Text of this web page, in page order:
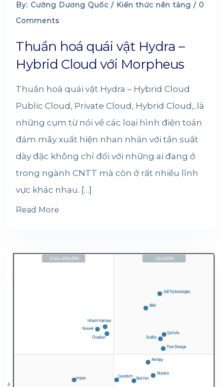
By: Cường Dương Quốc / Kiến thức nền tảng / 0
Comments
Thuần hoá quái vật Hydra –
Hybrid Cloud với Morpheus
Thuần hoá quái vật Hydra – Hybrid Cloud
Public Cloud, Private Cloud, Hybrid Cloud,..là
những cụm từ nói về các loại hình điện toán
đám mây xuất hiện nhan nhản với tần suất
dày đặc không chỉ đối với những ai đang ở
trong ngành CNTT mà còn ở rất nhiều lĩnh
vực khác nhau. […]
Read More